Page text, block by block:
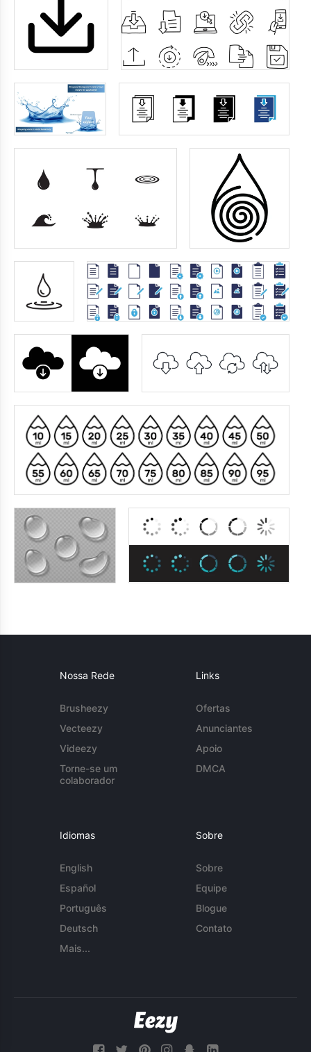
Nossa Rede
Brusheezy
Vecteezy
Videezy
Torne-se um
colaborador
Links
Ofertas
Anunciantes
Apoio
DMCA
Idiomas
English
Español
Português
Deutsch
Mais...
Sobre
Sobre
Equipe
Blogue
Contato